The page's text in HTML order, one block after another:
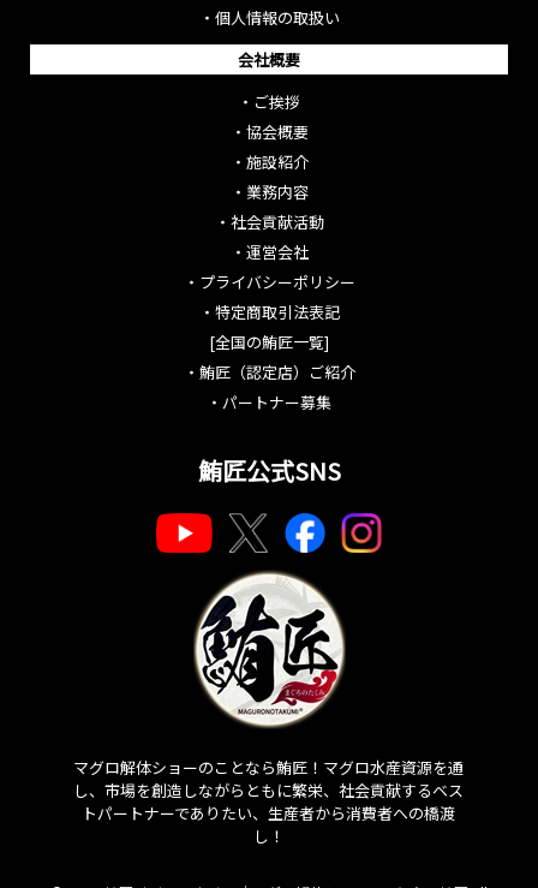
・ 個人情報の取扱い
会社概要
・ ご挨拶
・ 協会概要
・ 施設紹介
・ 業務内容
・ 社会貢献活動
・ 運営会社
・ プライバシーポリシー
・ 特定商取引法表記
[全国の鮪匠一覧]
・ 鮪匠（認定店）ご紹介
・ パートナー募集
鮪匠公式SNS
マグロ解体ショーのことなら鮪匠！マグロ水産資源を通
し、市場を創造しながらともに繁栄、社会貢献するベス
トパートナーでありたい、生産者から消費者への橋渡
し！